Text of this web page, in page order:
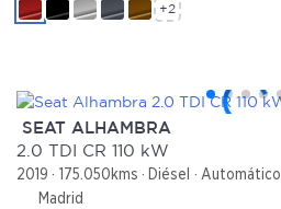
+2
SEAT ALHAMBRA
2.0 TDI CR 110 kW
2019 175.050kms Diésel
Automático
Madrid